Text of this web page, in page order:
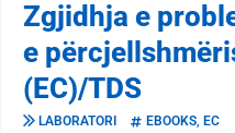
Zgjidhja e
e
(EC)/TDS
LABORATORI EBOOKS EC